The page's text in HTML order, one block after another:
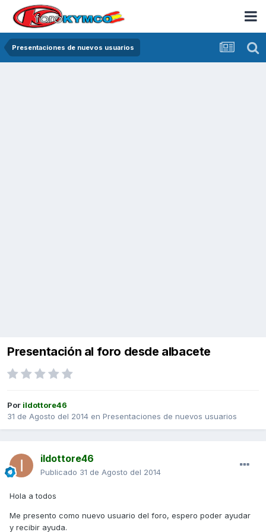
Presentaciones de nuevos usuarios
Presentación al foro desde albacete
Por ildottore46
31 de Agosto del 2014 en Presentaciones de nuevos usuarios
ildottore46
Publicado 31 de Agosto del 2014
Hola a todos
Me presento como nuevo usuario del foro, espero poder ayudar
y recibir ayuda.